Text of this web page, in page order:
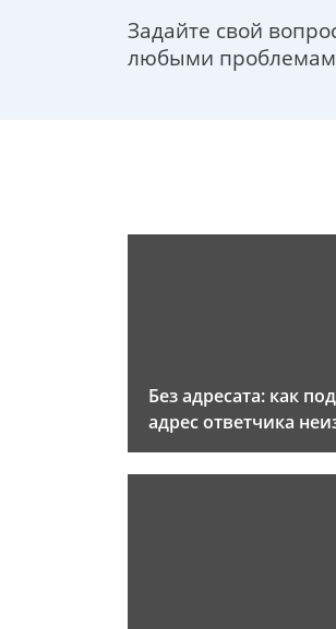
Задайте свой
любыми
Без адресата: как
адрес ответчика